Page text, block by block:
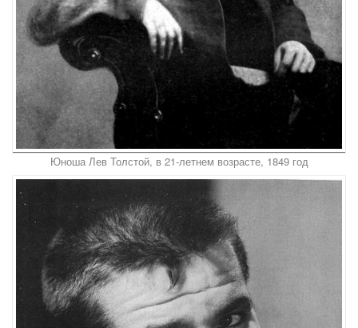
Юноша Лев Толстой, в 21-летнем возрасте, 1849 год